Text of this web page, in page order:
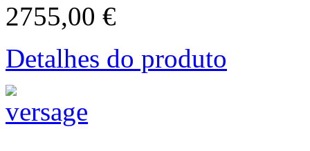
2755,00 €
Detalhes do produto